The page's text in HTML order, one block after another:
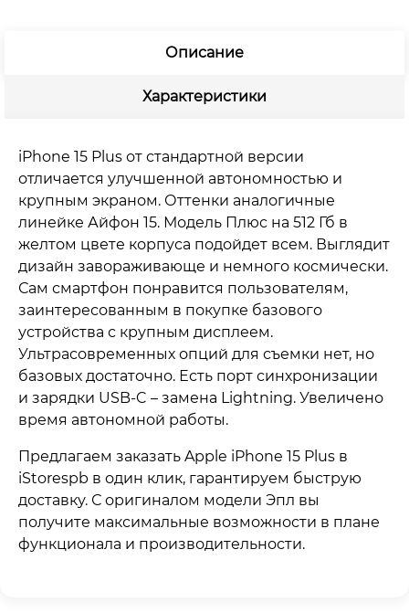
Описание
Характеристики
iPhone 15 Plus от стандартной версии
отличается улучшенной автономностью и
крупным экраном. Оттенки аналогичные
линейке Айфон 15. Модель Плюс на 512 Гб в
желтом цвете корпуса подойдет всем. Выглядит
дизайн завораживающе и немного космически.
Сам смартфон понравится пользователям,
заинтересованным в покупке базового
устройства с крупным дисплеем.
Ультрасовременных опций для съемки нет, но
базовых достаточно. Есть порт синхронизации
и зарядки USB-C – замена Lightning. Увеличено
время автономной работы.
Предлагаем заказать Apple iPhone 15 Plus в
iStorespb в один клик, гарантируем быструю
доставку. С оригиналом модели Эпл вы
получите максимальные возможности в плане
функционала и производительности.